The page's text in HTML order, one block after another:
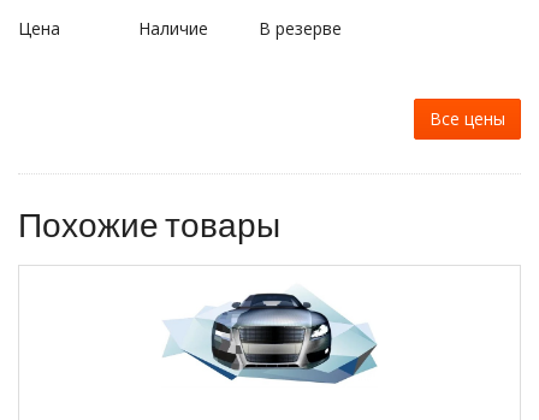
Цена
Наличие В резерве
Все цены
Похожие товары